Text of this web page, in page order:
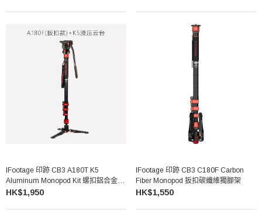
IFootage 印跡 CB3 A180T K5
Aluminum Monopod Kit 螺扣鋁合金獨
腳架套裝
HK$1,950
IFootage 印跡 CB3 C180F Carbon
Fiber Monopod 扳扣碳纖維獨腳架
HK$1,550